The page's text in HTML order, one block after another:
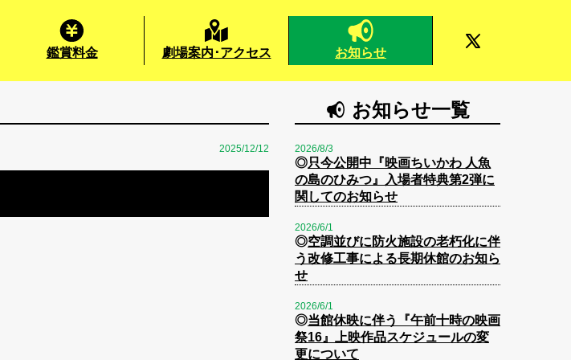
鑑賞料金 劇場案内･アクセス お知らせ
2025/12/12
お知らせ一覧
2026/8/3
◎只今公開中『映画ちいかわ 人魚
の島のひみつ』入場者特典第2弾に
関してのお知らせ
2026/6/1
◎空調並びに防火施設の老朽化に伴
う改修工事による長期休館のお知ら
せ
2026/6/1
◎当館休映に伴う『午前十時の映画
祭16』上映作品スケジュールの変
更について